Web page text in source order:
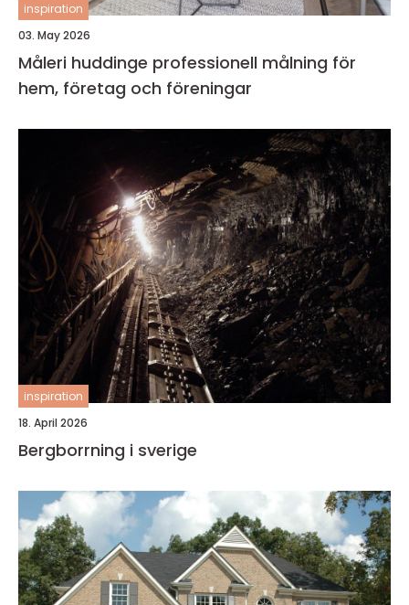
inspiration
03. May 2026
Måleri huddinge professionell målning för
hem, företag och föreningar
inspiration
18. April 2026
Bergborrning i sverige